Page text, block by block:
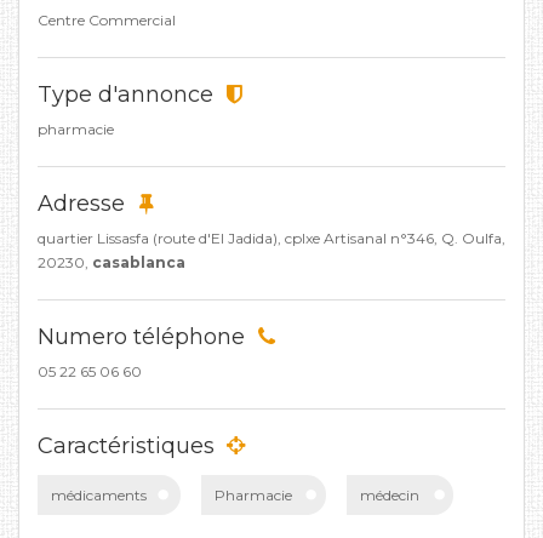
Centre Commercial
Type d'annonce
pharmacie
Adresse
quartier Lissasfa (route d'El Jadida), cplxe Artisanal n°346, Q. Oulfa,
20230, casablanca
Numero téléphone
05 22 65 06 60
Caractéristiques
médicaments Pharmacie médecin